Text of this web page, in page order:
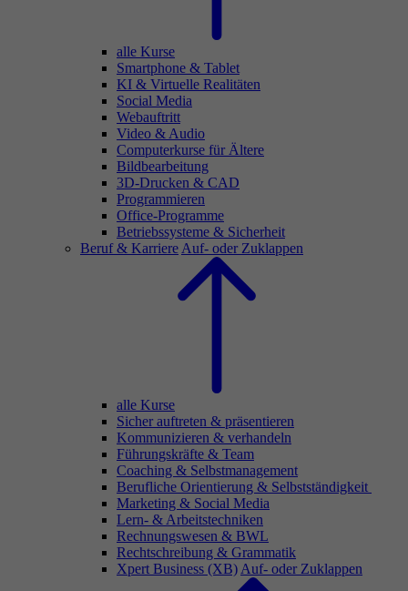
alle Kurse
Smartphone & Tablet
KI & Virtuelle Realitäten
Social Media
Webauftritt
Video & Audio
Computerkurse für Ältere
Bildbearbeitung
3D-Drucken & CAD
Programmieren
Office-Programme
Betriebssysteme & Sicherheit
Beruf & Karriere Auf- oder Zuklappen
alle Kurse
Sicher auftreten & präsentieren
Kommunizieren & verhandeln
Führungskräfte & Team
Coaching & Selbstmanagement
Berufliche Orientierung & Selbstständigkeit
Marketing & Social Media
Lern- & Arbeitstechniken
Rechnungswesen & BWL
Rechtschreibung & Grammatik
Xpert Business (XB) Auf- oder Zuklappen